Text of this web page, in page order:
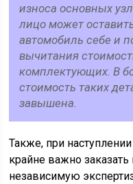
износа основных
лицо может
автомобиль себе и
вычитания
комплектующих. В
стоимость таких
завышена.
Также, при
крайне важно
независимую